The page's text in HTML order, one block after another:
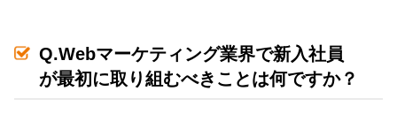
Q.Webマーケティング業界で新入社員
が最初に取り組むべきことは何ですか？